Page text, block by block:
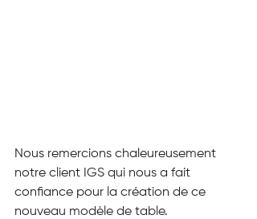
Nous remercions chaleureusement
notre client IGS qui nous a fait
confiance pour la création de ce
nouveau modèle de table.